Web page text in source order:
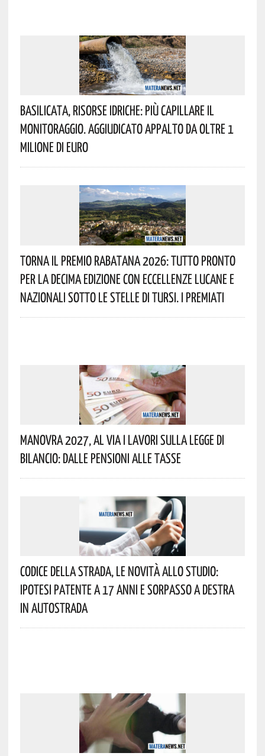
Basilicata, Risorse Idriche: Più Capillare Il
Monitoraggio. Aggiudicato Appalto Da Oltre 1
Milione Di Euro
Torna Il Premio Rabatana 2026: Tutto Pronto
Per La Decima Edizione Con Eccellenze Lucane E
Nazionali Sotto Le Stelle Di Tursi. I Premiati
Manovra 2027, Al Via I Lavori Sulla Legge Di
Bilancio: Dalle Pensioni Alle Tasse
Codice Della Strada, Le Novità Allo Studio:
Ipotesi Patente A 17 Anni E Sorpasso A Destra
In Autostrada